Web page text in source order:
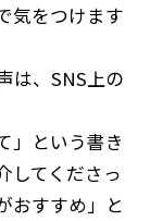
気をつけます
は、SNS上の
」という書き
してくださっ
おすすめ」と